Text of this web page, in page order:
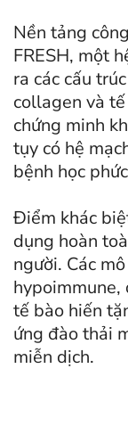
Nền tảng
FRESH, một
ra các cấu
collagen và tế
chứng minh
tụy có hệ
bệnh học
Điểm khác
dụng hoàn
người. Các
hypoimmune,
tế bào hiến
ứng đào thải
miễn dịch.